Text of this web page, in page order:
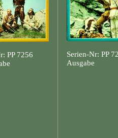
PP 7256
Serien-Nr: PP
Ausgabe